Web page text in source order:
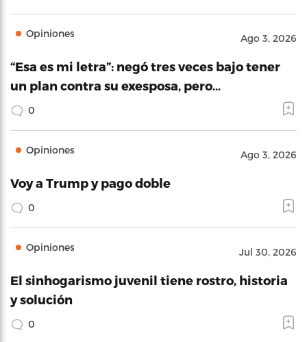
Opiniones Ago 3, 2026
“Esa es mi letra”: negó tres veces bajo tener
un plan contra su exesposa, pero…
0
Opiniones Ago 3, 2026
Voy a Trump y pago doble
0
Opiniones Jul 30, 2026
El sinhogarismo juvenil tiene rostro, historia
y solución
0